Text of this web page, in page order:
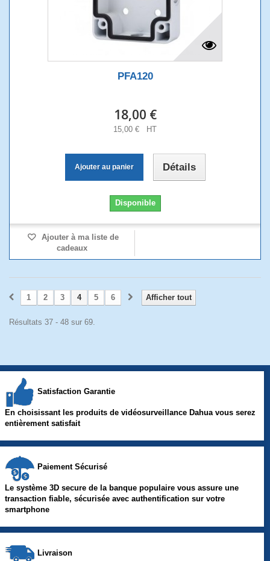
PFA120
18,00 €
15,00 € HT
Ajouter au panier Détails
Disponible
Ajouter à ma liste de
cadeaux
Afficher tout
1 2 3 4 5 6
Résultats 37 - 48 sur 69.
Satisfaction Garantie
En choisissant les produits de vidéosurveillance Dahua vous serez
entièrement satisfait
Paiement Sécurisé
Le système 3D secure de la banque populaire vous assure une
transaction fiable, sécurisée avec authentification sur votre
smartphone
Livraison